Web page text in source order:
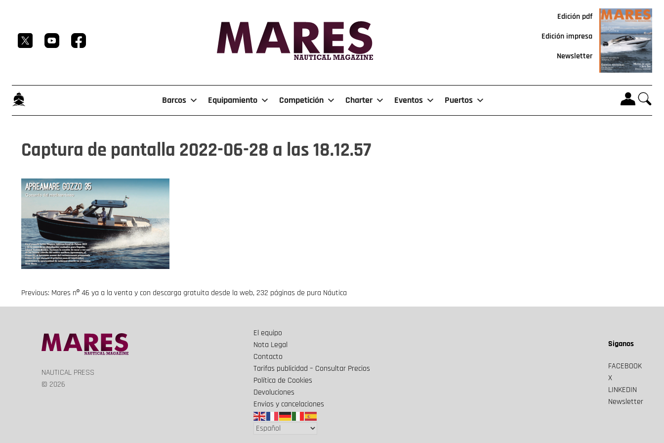
Edición pdf
Edición impresa
Newsletter
Barcos Equipamiento Competición Charter Eventos Puertos
Captura de pantalla 2022-06-28 a las 18.12.57
Navegación
entradas
Previous: Mares nº 46 ya a la venta y con descarga gratuita desde la web, 232 páginas de pura Náutica
NAUTICAL PRESS
© 2026
El equipo
Nota Legal
Contacto
Tarifas publicidad – Consultar Precios
Política de Cookies
Devoluciones
Envios y cancelaciones
Siganos
FACEBOOK
X
LINKEDIN
Newsletter